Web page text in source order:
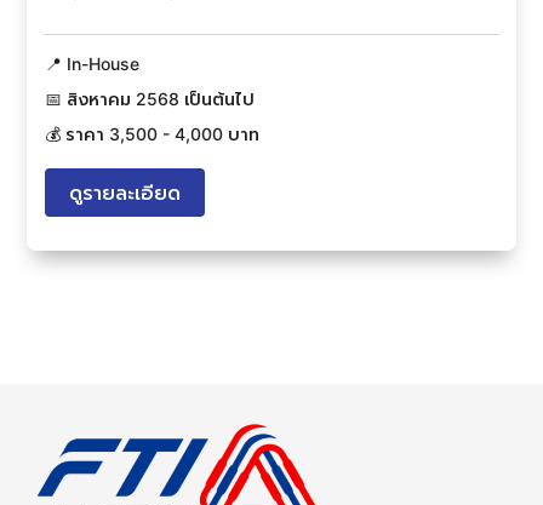
📍 In-House
📅 สิงหาคม 2568 เป็นต้นไป
💰 ราคา 3,500 - 4,000 บาท
ดูรายละเอียด